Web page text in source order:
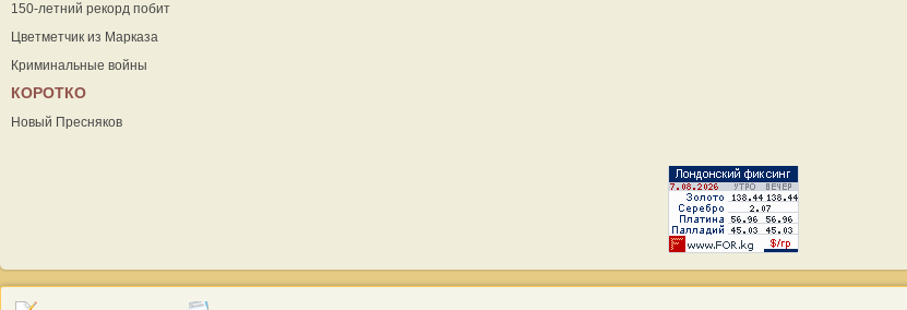
150-летний рекорд побит
Цветметчик из Марказа
Криминальные войны
КОРОТКО
Новый Пресняков